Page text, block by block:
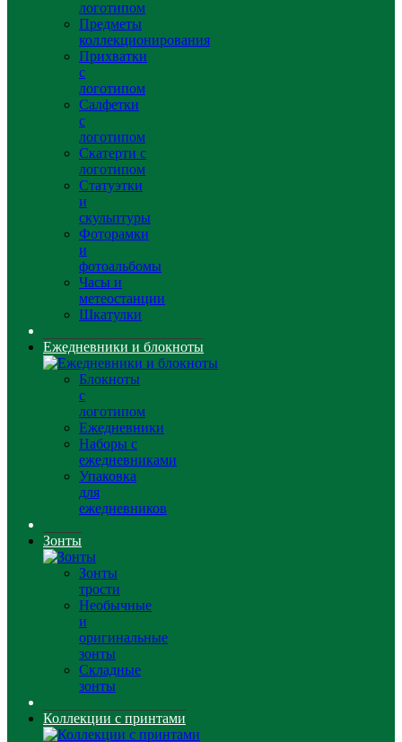
логотипом
Предметы
коллекционирования
Прихватки
с
логотипом
Салфетки
с
логотипом
Скатерти с
логотипом
Статуэтки
и
скульптуры
Фоторамки
и
фотоальбомы
Часы и
метеостанции
Шкатулки
Ежедневники и блокноты
Блокноты
с
логотипом
Ежедневники
Наборы с
ежедневниками
Упаковка
для
ежедневников
Зонты
Зонты
трости
Необычные
и
оригинальные
зонты
Складные
зонты
Коллекции с принтами